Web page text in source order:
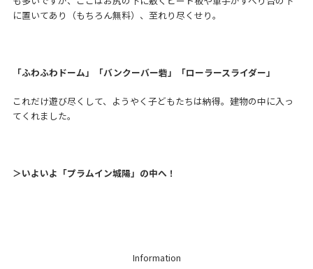
に置いてあり（もちろん無料）、至れり尽くせり。
「ふわふわドーム」「バンクーバー砦」「ローラースライダー」
これだけ遊び尽くして、ようやく子どもたちは納得。建物の中に入っ
てくれました。
＞いよいよ「プラムイン城陽」の中へ！
Information